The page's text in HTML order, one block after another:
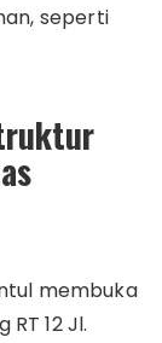
seperti
membuka
12 Jl.